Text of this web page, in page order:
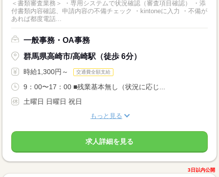
＜書類審査業務＞ ・専用システムで状況確認（審査項目確認） ・添
付書類内容確認、申請内容の不備チェック ・kintoneに入力 ・不備が
あれば都度電話...
一般事務・OA事務
群馬県高崎市/高崎駅（徒歩 6分）
時給1,300円～ 交通費全額支給
9：00〜17：00 ■残業基本無し（状況に応じ...
土曜日 日曜日 祝日
もっと見る
求人詳細を見る
3日以内公開